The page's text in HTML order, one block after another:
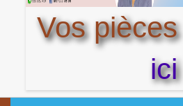
Vos pièces
ici